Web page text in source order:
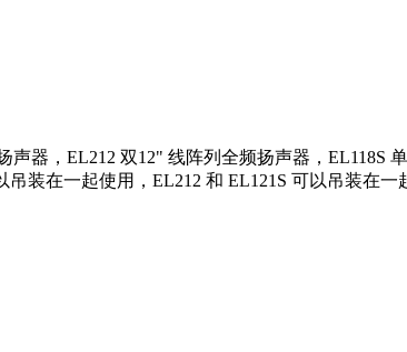
器，EL212 双12" 线阵列全频扬声器，EL118S
装在一起使用，EL212 和 EL121S 可以吊装在一